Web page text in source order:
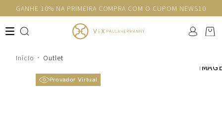
GANHE 10% NA PRIMEIRA COMPRA COM O CUPOM NEWS10
Outlet
Provador Virtual